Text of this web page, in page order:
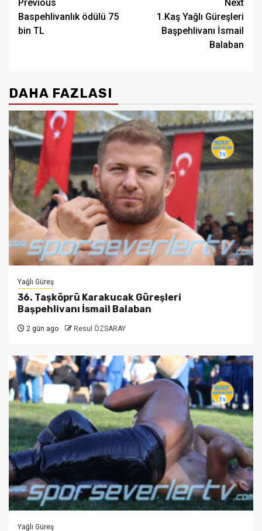
Post
navigation
Previous
Baspehlivanlık ödülü 75
bin TL
Next
1.Kaş Yağlı Güreşleri
Başpehlivanı İsmail
Balaban
DAHA FAZLASI
Yağlı Güreş
36. Taşköprü Karakucak Güreşleri
Başpehlivanı İsmail Balaban
2 gün ago Resul ÖZSARAY
Yağlı Güreş